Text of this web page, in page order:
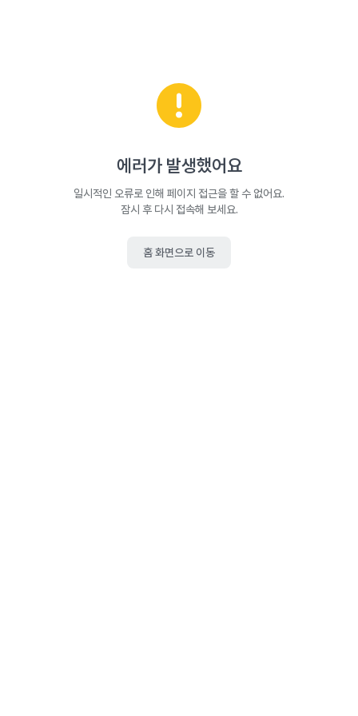
에러가 발생했어요
일시적인 오류로 인해 페이지 접근을 할 수 없어요.
잠시 후 다시 접속해 보세요.
홈 화면으로 이동